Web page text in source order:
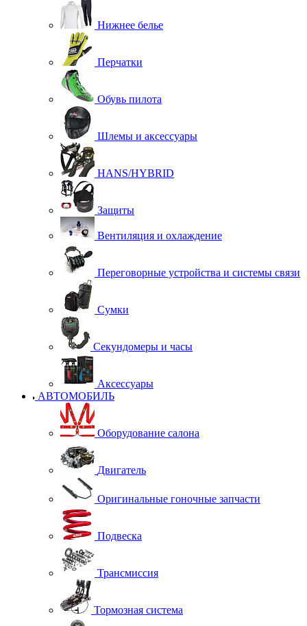
Нижнее белье
Перчатки
Обувь пилота
Шлемы и аксессуары
HANS/HYBRID
Защиты
Вентиляция и охлаждение
Переговорные устройства и системы связи
Сумки
Секундомеры и часы
Аксессуары
АВТОМОБИЛЬ
Оборудование салона
Двигатель
Оригинальные гоночные запчасти
Подвеска
Трансмиссия
Тормозная система